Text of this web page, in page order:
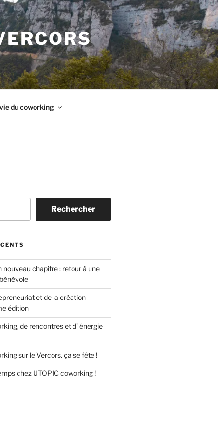
du coworking
Rechercher
nouveau chapitre : retour à une
et de la création
édition
de rencontres et d’ énergie
sur le Vercors, ça se fête !
chez UTOPIC coworking !